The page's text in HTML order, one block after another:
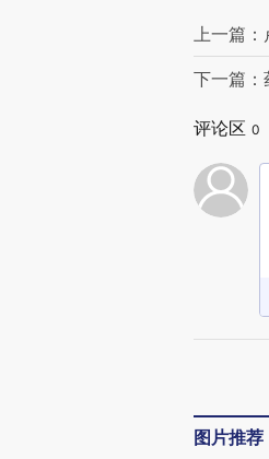
上一篇：
下一篇：
评论区 0
图片推荐